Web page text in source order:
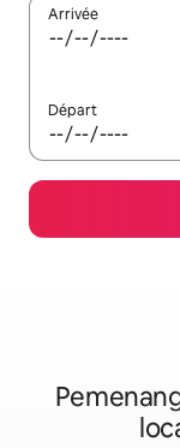
Arrivée
Départ